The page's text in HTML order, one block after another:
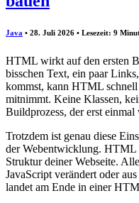
Java • 28. Juli 2026 • Lesezeit: 9
HTML wirkt auf den ersten
bisschen Text, ein paar
kommst, kann HTML
mitnimmt. Keine Klassen,
Buildprozess, der erst
Trotzdem ist genau diese
der Webentwicklung.
Struktur deiner Webseite.
JavaScript verändert oder
landet am Ende in einer